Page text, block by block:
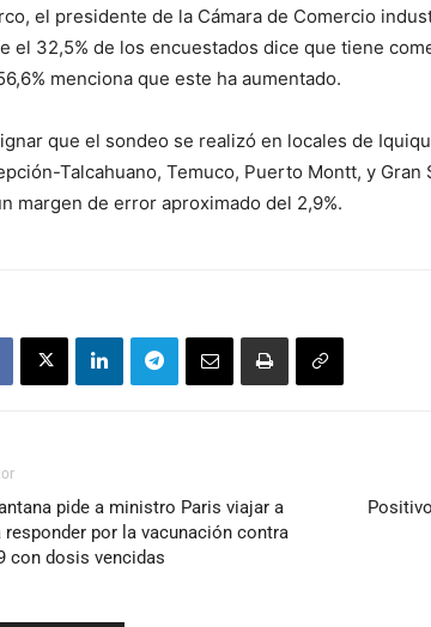
el presidente de la Cámara de Comercio
el 32,5% de los encuestados dice que tiene
menciona que este ha aumentado.
que el sondeo se realizó en locales de
Talcahuano, Temuco, Puerto Montt, y
margen de error aproximado del 2,9%.
pide a ministro Paris viajar a
responder por la vacunación contra
con dosis vencidas